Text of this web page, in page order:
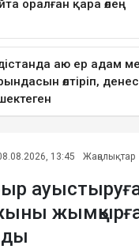
13:45 Жаңалықтар